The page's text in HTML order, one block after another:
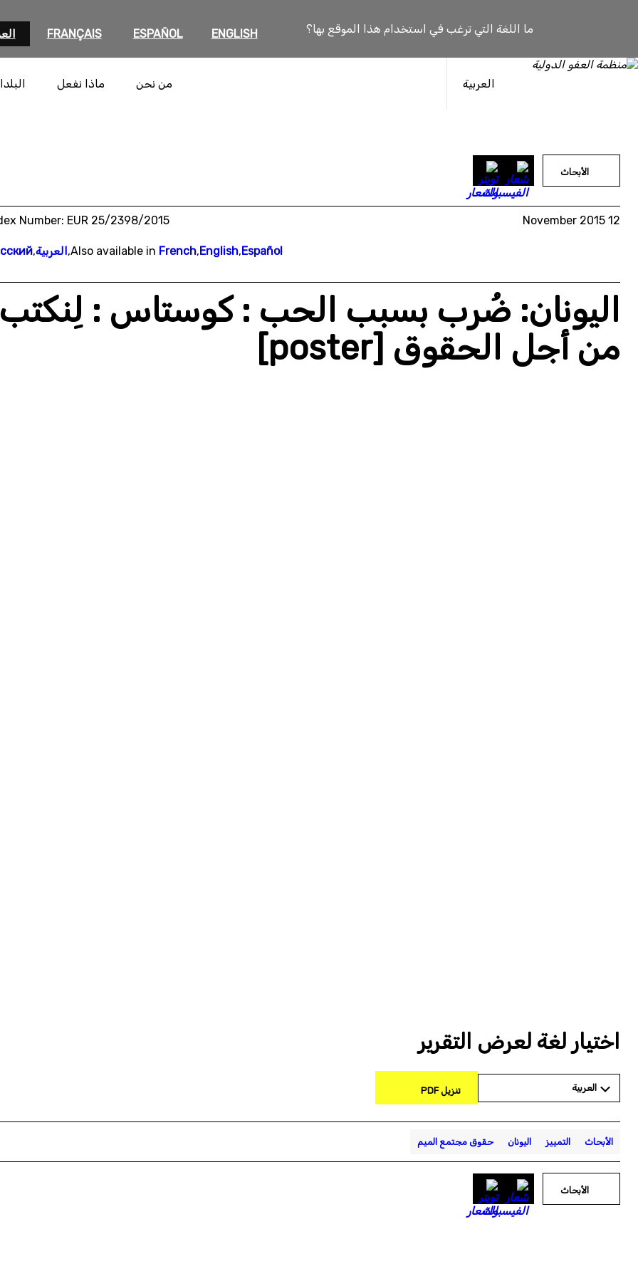
ما اللغة التي ترغب في استخدام هذا الموقع بها؟ ENGLISH
ESPAÑOL
FRANÇAIS
العربية من نحن ماذا نفعل
الأبحاث
12 November 2015
Number: EUR 25/2398/2015
Also available in French,English,Español
,العربية,
اليونان: ضُرب بسبب الحب : كوستاس : لِنكتب
من أجل الحقوق [poster]
اختيار لغة لعرض التقرير
العربية تنزيل PDF
الأبحاث التمييز اليونان حقوق مجتمع الميم
الأبحاث